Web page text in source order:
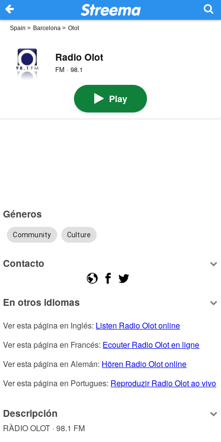
Spain > Barcelona > Olot
Radio Olot
FM · 98.1
Play
Géneros
Community Culture
Contacto
En otros idiomas
Ver esta página en Inglés: Listen Radio Olot online
Ver esta página en Francés: Ecouter Radio Olot en ligne
Ver esta página en Alemán: Hören Radio Olot online
Ver esta página en Portugues: Reproduzir Radio Olot ao vivo
Descripción
RÀDIO OLOT · 98.1 FM